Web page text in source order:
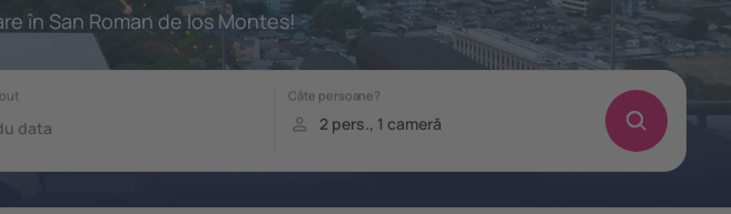
în San Roman de los Montes!